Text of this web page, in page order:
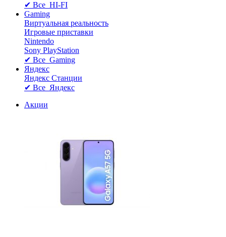
✔ Все HI-FI
Gaming
Виртуальная реальность
Игровые приставки
Nintendo
Sony PlayStation
✔ Все Gaming
Яндекс
Яндекс Станции
✔ Все Яндекс
Акции